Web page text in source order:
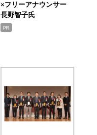
×フリーアナウンサー
長野智子氏
PR